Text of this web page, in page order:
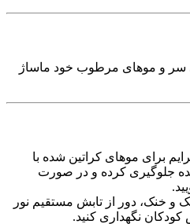
سر و موهای مرطوب خود ماساژ
برای موهای کراتین شده با
جلوگیری کرده و در صورت
و خنک، دور از تابش مستقیم نور
نگهداری کنید.